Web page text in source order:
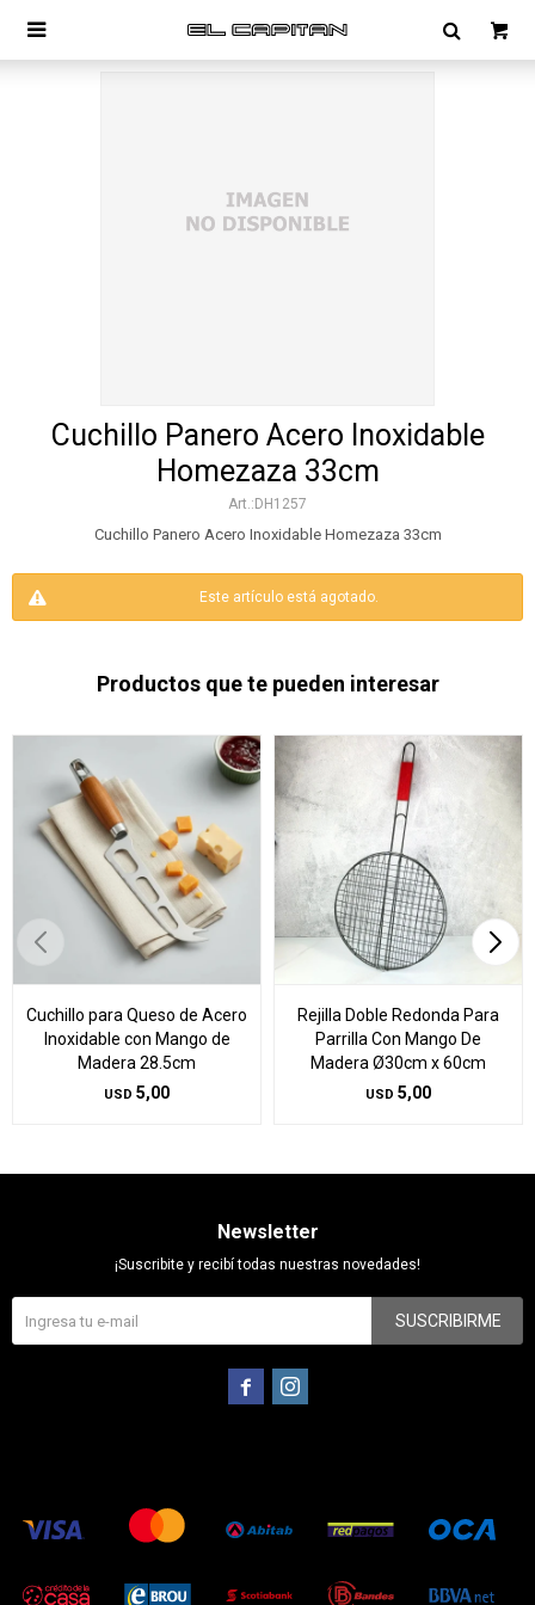

Cuchillo Panero Acero Inoxidable
Homezaza 33cm
DH1257
Cuchillo Panero Acero Inoxidable Homezaza 33cm
Este artículo está agotado.
Productos que te pueden interesar
Cuchillo para Queso de Acero
Inoxidable con Mango de
Madera 28.5cm
USD 5,00
Rejilla Doble Redonda Para
Parrilla Con Mango De
Madera Ø30cm x 60cm
USD 5,00
Newsletter
¡Suscribite y recibí todas nuestras novedades!
SUSCRIBIRME
 